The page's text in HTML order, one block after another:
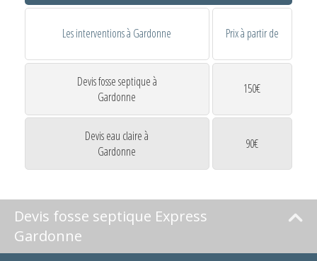
Les interventions à Gardonne Prix à partir de
Devis fosse septique à
Gardonne
150€
Devis eau claire à
Gardonne
90€
Devis fosse septique Express
Gardonne